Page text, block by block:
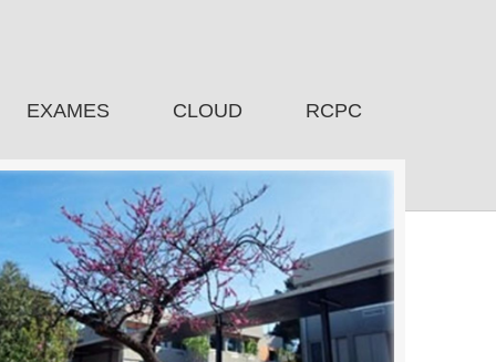
EXAMES CLOUD RCPC